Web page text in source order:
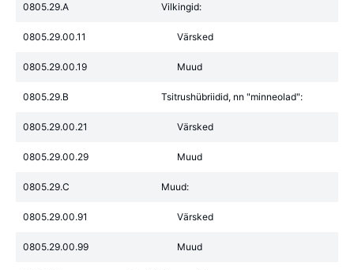
0805.29.A Vilkingid:
0805.29.00.11 Värsked
0805.29.00.19 Muud
0805.29.B Tsitrushübriidid, nn "minneolad":
0805.29.00.21 Värsked
0805.29.00.29 Muud
0805.29.C Muud:
0805.29.00.91 Värsked
0805.29.00.99 Muud